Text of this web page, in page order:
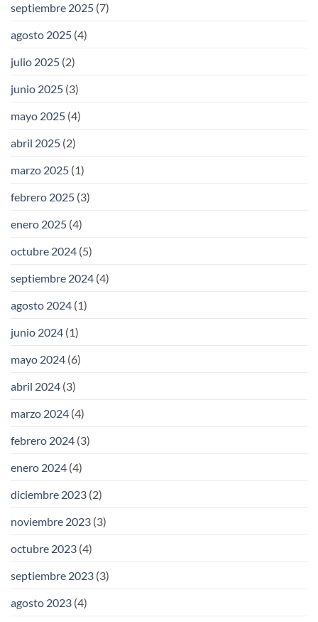
septiembre 2025 (7)
agosto 2025 (4)
julio 2025 (2)
junio 2025 (3)
mayo 2025 (4)
abril 2025 (2)
marzo 2025 (1)
febrero 2025 (3)
enero 2025 (4)
octubre 2024 (5)
septiembre 2024 (4)
agosto 2024 (1)
junio 2024 (1)
mayo 2024 (6)
abril 2024 (3)
marzo 2024 (4)
febrero 2024 (3)
enero 2024 (4)
diciembre 2023 (2)
noviembre 2023 (3)
octubre 2023 (4)
septiembre 2023 (3)
agosto 2023 (4)